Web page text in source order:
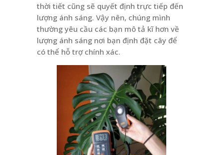
thời tiết cũng sẽ quyết định trực tiếp đến
lượng ánh sáng. Vậy nên, chúng mình
thường yêu cầu các bạn mô tả kĩ hơn về
lượng ánh sáng nơi bạn định đặt cây để
có thể hỗ trợ chính xác.